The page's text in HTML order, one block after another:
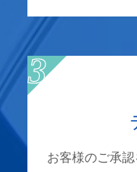
お客様のご承